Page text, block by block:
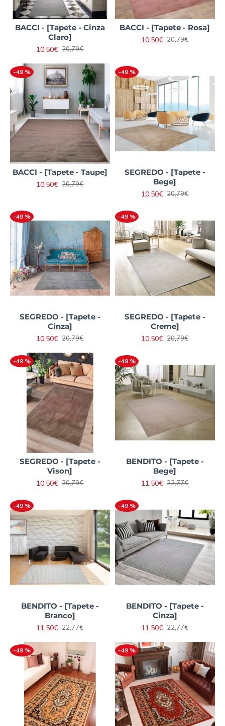
BACCI - [Tapete - Cinza
Claro]
10,50€ 20,79€
BACCI - [Tapete - Rosa]
10,50€ 20,79€
-49 %
BACCI - [Tapete - Taupe]
10,50€ 20,79€
-49 %
SEGREDO - [Tapete -
Bege]
10,50€ 20,79€
-49 %
SEGREDO - [Tapete -
Cinza]
10,50€ 20,79€
-49 %
SEGREDO - [Tapete -
Creme]
10,50€ 20,79€
-49 %
SEGREDO - [Tapete -
Vison]
10,50€ 20,79€
-49 %
BENDITO - [Tapete -
Bege]
11,50€ 22,77€
-49 %
BENDITO - [Tapete -
Branco]
11,50€ 22,77€
-49 %
BENDITO - [Tapete -
Cinza]
11,50€ 22,77€
-49 % -49 %